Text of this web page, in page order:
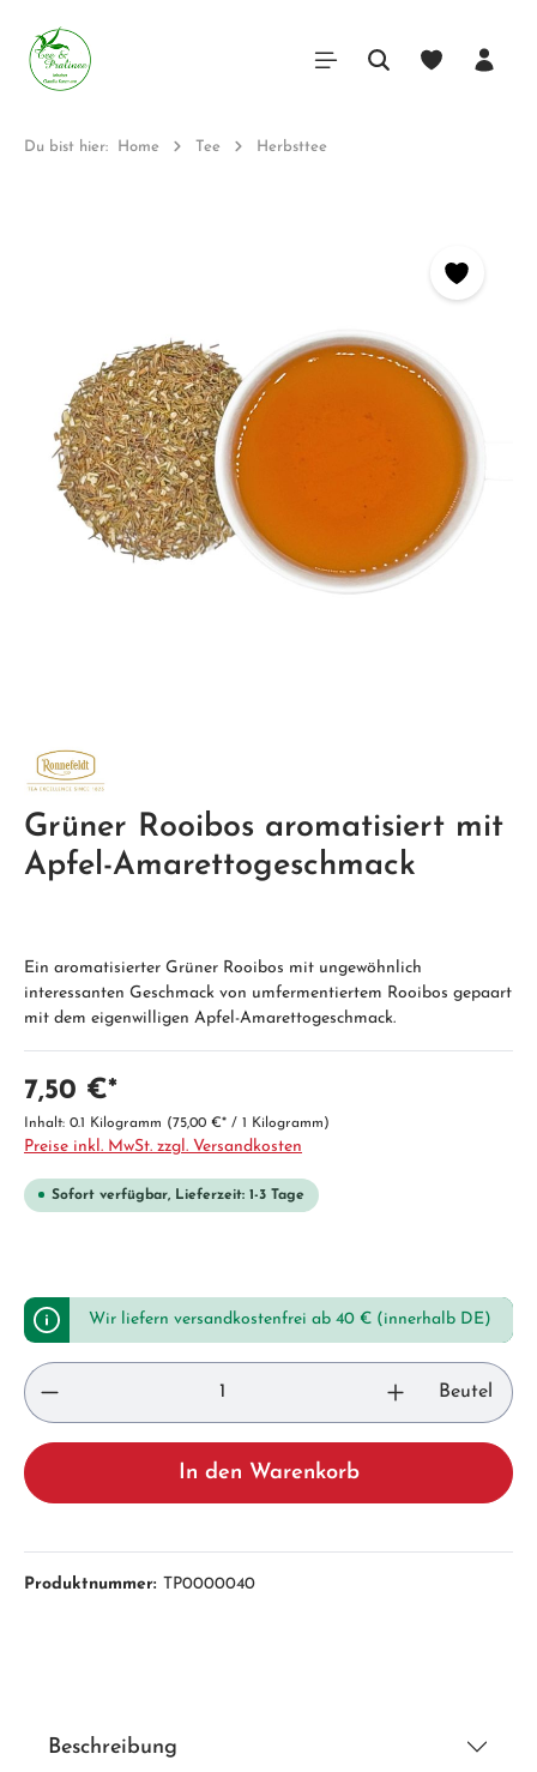
Du bist hier: Home Tee Herbsttee
Grüner Rooibos aromatisiert mit
Apfel-Amarettogeschmack
Ein aromatisierter Grüner Rooibos mit ungewöhnlich
interessanten Geschmack von umfermentiertem Rooibos gepaart
mit dem eigenwilligen Apfel-Amarettogeschmack.
7,50 €*
Inhalt: 0.1 Kilogramm (75,00 €* / 1 Kilogramm)
Preise inkl. MwSt. zzgl. Versandkosten
Sofort verfügbar, Lieferzeit: 1-3 Tage
Wir liefern versandkostenfrei ab 40 € (innerhalb DE)
Beutel
In den Warenkorb
Produktnummer: TP0000040
Beschreibung